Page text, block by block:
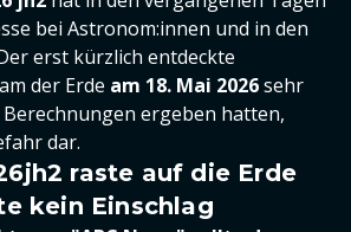
bei Astronom:innen und in den
erst kürzlich entdeckte
der Erde am 18. Mai 2026sehr
ergeben hatten,
dar.
raste auf die Erde
kein Einschlag